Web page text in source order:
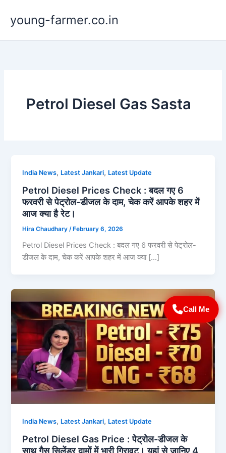
content
young-farmer.co.in
Petrol Diesel Gas Sasta
India News, Latest Jankari, Latest Update
Petrol Diesel Prices Check : बदल गए 6
फरवरी से पेट्रोल-डीजल के दाम, चेक करें आपके शहर में
आज क्‍या है रेट।
Hira Chaudhary /February 6, 2026
Petrol Diesel Prices Check : बदल गए 6 फरवरी से पेट्रोल-
डीजल के दाम, चेक करें आपके शहर में आज क्‍या […]
India News, Latest Jankari, Latest Update
Petrol Diesel Gas Price : पेट्रोल-डीजल के
साथ गैस सिलेंडर दामों में भारी गिरावट। यहां से जानिए 4
Call Me